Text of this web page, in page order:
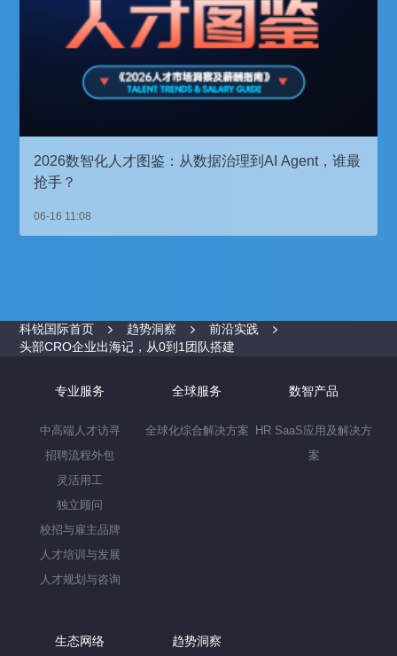
2026数智化人才图鉴：从数据治理到AI Agent，谁最
抢手？
06-16 11:08
科锐国际首页 趋势洞察
前沿实践
头部CRO企业出海记，从0到1团队搭建
专业服务
中高端人才访寻
招聘流程外包
灵活用工
独立顾问
校招与雇主品牌
人才培训与发展
人才规划与咨询
全球服务
全球化综合解决方案
数智产品
HR SaaS应用及解决方
案
生态网络 趋势洞察